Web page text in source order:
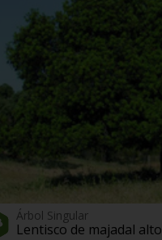
Árbol Singular
Lentisco de majadal alto